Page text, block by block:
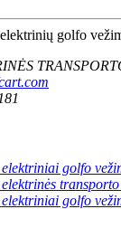
golfo
golfo